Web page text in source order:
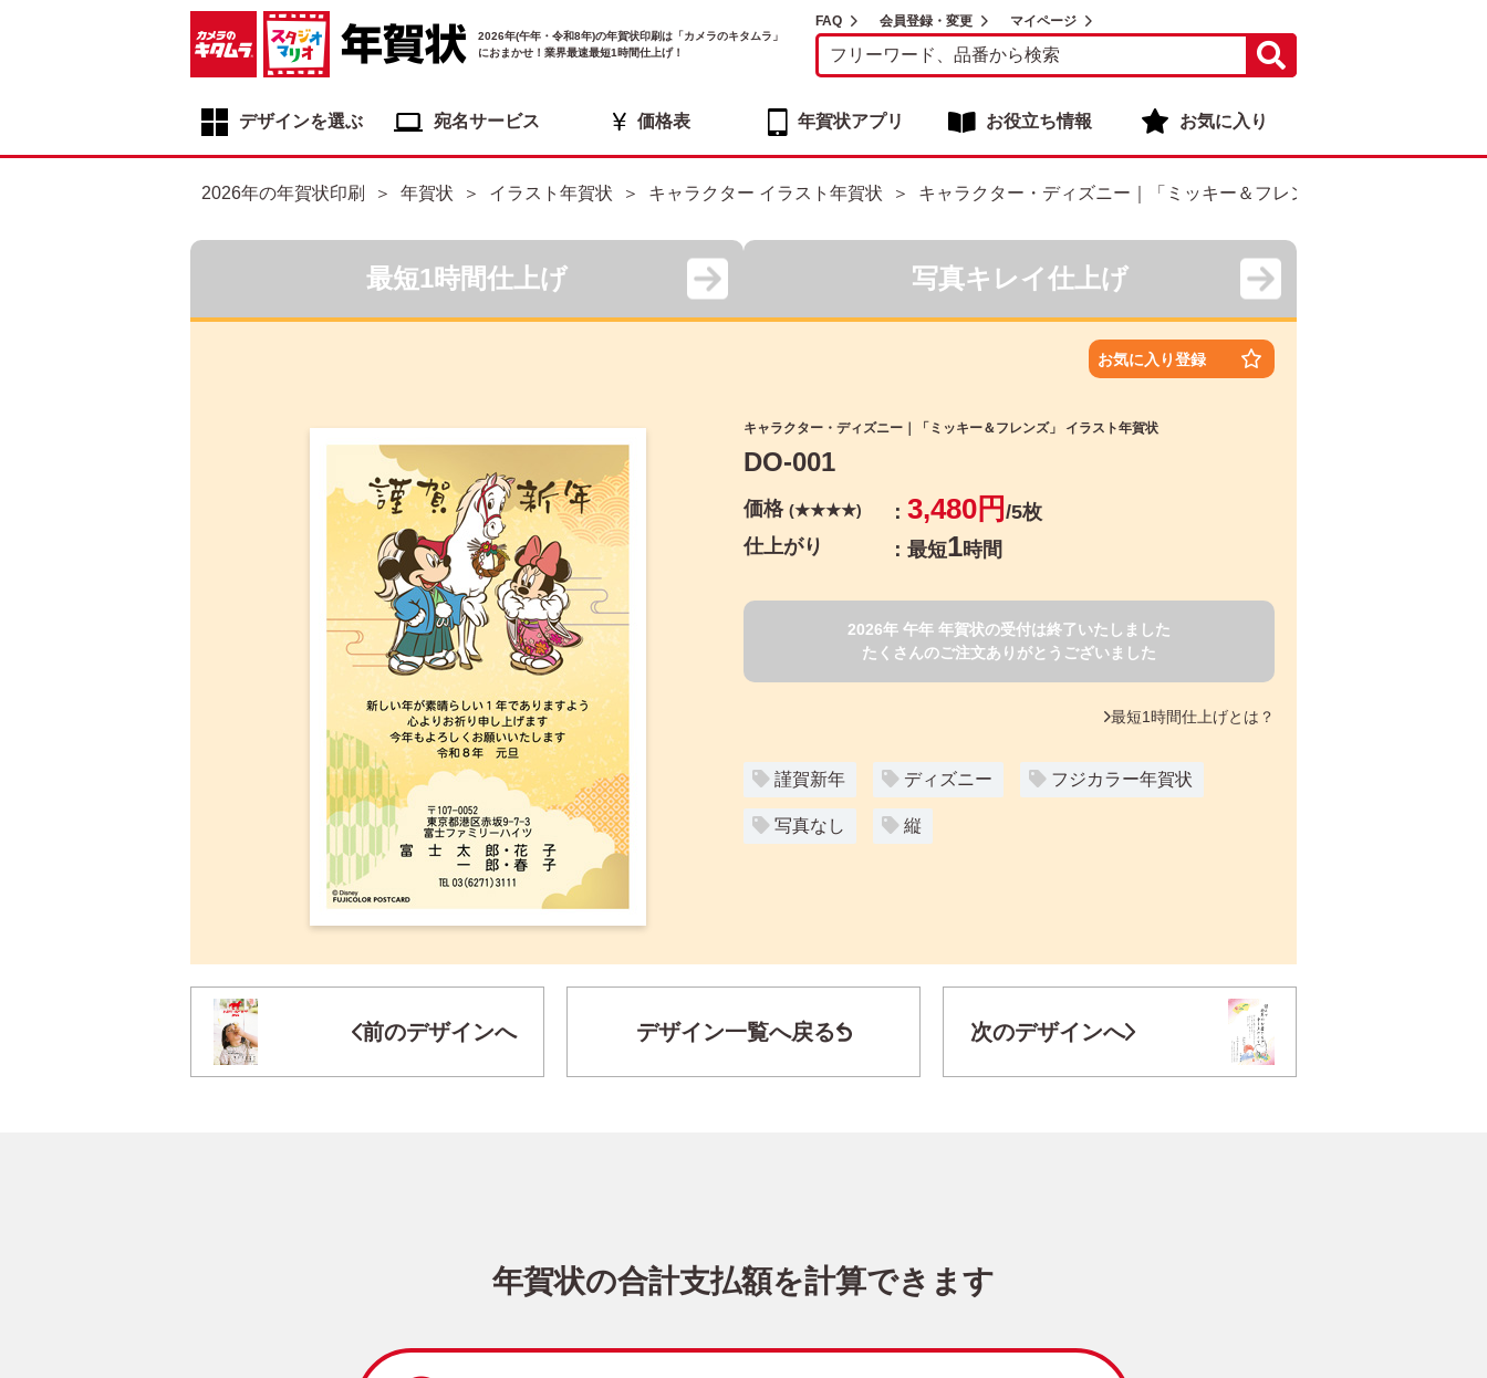
2026年(午年・令和8年)の年賀状印刷は「カメラのキタムラ」
におまかせ！業界最速最短1時間仕上げ！
FAQ 会員登録・変更 マイページ
デザインを選ぶ 宛名サービス 価格表 年賀状アプリ お役立ち情報 お気に入り
2026年の年賀状印刷 年賀状 イラスト年賀状 キャラクター イラスト年賀状 キャラクター・ディズニー｜「ミッキー＆フレンズ」 イラスト年賀状
最短1時間仕上げ 写真キレイ仕上げ
お気に入り登録
キャラクター・ディズニー｜「ミッキー＆フレンズ」 イラスト年賀状
DO-001
価格 (★★★★) 3,480円 /5枚
仕上がり
最短1時間
2026年 午年 年賀状の受付は終了いたしました
たくさんのご注文ありがとうございました
最短1時間仕上げとは？
謹賀新年 ディズニー フジカラー年賀状
写真なし 縦
キャラクター・ディズニー｜「ミッキー＆フレンズ」 イラスト年賀状
写真なし 縦
前のデザインへ デザイン一覧へ戻る 次のデザインへ
年賀状の合計支払額を計算できます